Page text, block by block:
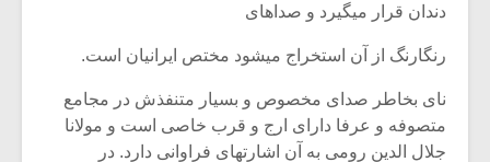
دندان قرار میگیرد و صداهای
رنگارنگ از آن استخراج میشود مختص ایرانیان است.
نای بخاطر صدای مخصوص و بسیار متنفذش در مجامع
متصوفه و عرفا دارای ارج و قرب خاصی است و مولانا
جلال الدین رومی به آن اشارتهای فراوانی دارد. در